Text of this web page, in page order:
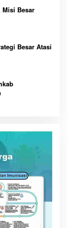
Misi Besar
Besar Atasi